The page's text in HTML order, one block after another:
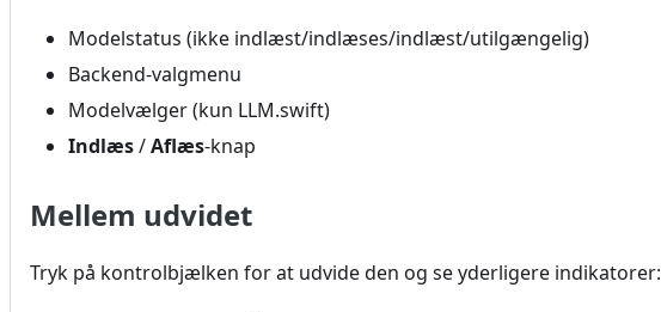
Modelstatus (ikke indlæst/indlæses/indlæst/utilgængelig)
Backend-valgmenu
Modelvælger (kun LLM.swift)
Indlæs/Aflæs-knap
Mellem udvidet
Tryk på kontrolbjælken for at udvide den og se yderligere indikatorer: